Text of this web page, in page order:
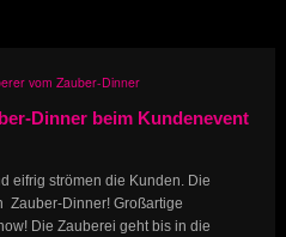
vom Zauber-Dinner
Dinner beim Kundenevent
eifrig strömen die Kunden. Die
Zauber-Dinner! Großartige
Die Zauberei geht bis in die